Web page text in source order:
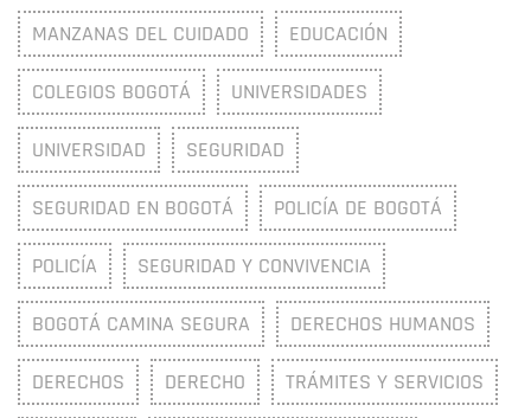
MANZANAS DEL CUIDADO EDUCACIÓN
COLEGIOS BOGOTÁ UNIVERSIDADES
UNIVERSIDAD SEGURIDAD
SEGURIDAD EN BOGOTÁ POLICÍA DE BOGOTÁ
POLICÍA SEGURIDAD Y CONVIVENCIA
BOGOTÁ CAMINA SEGURA DERECHOS HUMANOS
DERECHOS DERECHO TRÁMITES Y SERVICIOS